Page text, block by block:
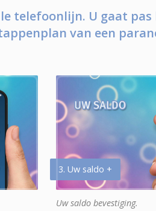
telefoonlijn. U gaat
van een
3. Uw saldo +
Uw saldo bevestiging.